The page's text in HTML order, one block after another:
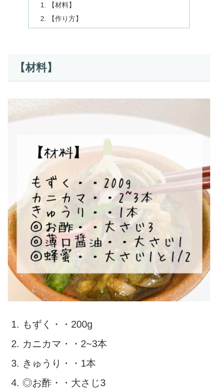
【材料】
【作り方】
【材料】
もずく・・200g
カニカマ・・2~3本
きゅうり・・1本
◎お酢・・大さじ3